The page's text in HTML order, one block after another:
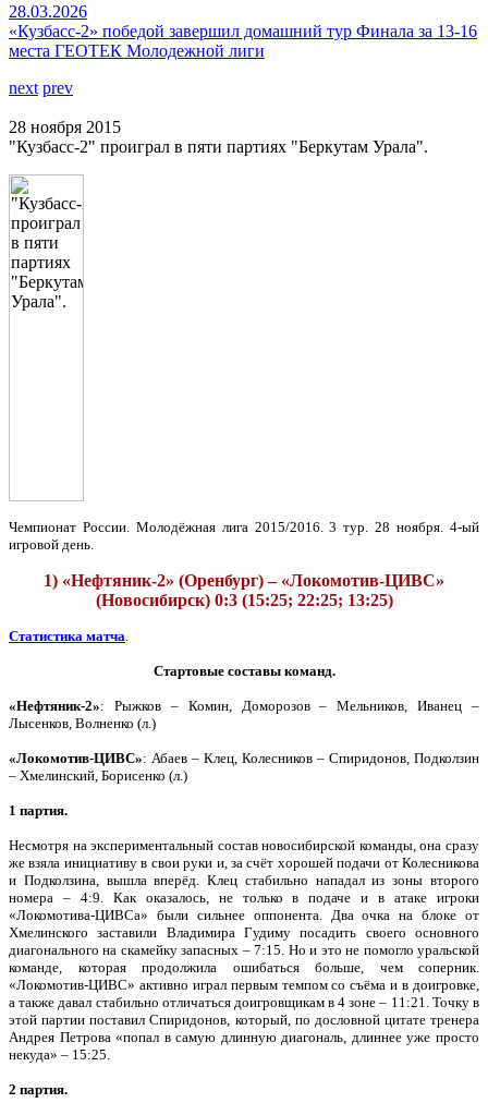
28.03.2026
«Кузбасс-2» победой завершил домашний тур Финала за 13-16
места ГЕОТЕК Молодежной лиги
next prev
28 ноября 2015
"Кузбасс-2" проиграл в пяти партиях "Беркутам Урала".
Чемпионат России. Молодёжная лига 2015/2016. 3 тур. 28 ноября. 4-ый
игровой день.
1) «Нефтяник-2» (Оренбург) – «Локомотив-ЦИВС»
(Новосибирск) 0:3 (15:25; 22:25; 13:25)
Статистика матча.
Стартовые составы команд.
«Нефтяник-2»: Рыжков – Комин, Доморозов – Мельников, Иванец –
Лысенков, Волненко (л.)
«Локомотив-ЦИВС»: Абаев – Клец, Колесников – Спиридонов, Подколзин
– Хмелинский, Борисенко (л.)
1 партия.
Несмотря на экспериментальный состав новосибирской команды, она сразу
же взяла инициативу в свои руки и, за счёт хорошей подачи от Колесникова
и Подколзина, вышла вперёд. Клец стабильно нападал из зоны второго
номера – 4:9. Как оказалось, не только в подаче и в атаке игроки
«Локомотива-ЦИВСа» были сильнее оппонента. Два очка на блоке от
Хмелинского заставили Владимира Гудиму посадить своего основного
диагонального на скамейку запасных – 7:15. Но и это не помогло уральской
команде, которая продолжила ошибаться больше, чем соперник.
«Локомотив-ЦИВС» активно играл первым темпом со съёма и в доигровке,
а также давал стабильно отличаться доигровщикам в 4 зоне – 11:21. Точку в
этой партии поставил Спиридонов, который, по дословной цитате тренера
Андрея Петрова «попал в самую длинную диагональ, длиннее уже просто
некуда» – 15:25.
2 партия.